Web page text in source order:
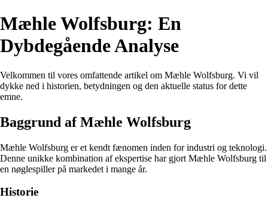
Mæhle Wolfsburg: En
Dybdegående Analyse
Velkommen til vores omfattende artikel om Mæhle Wolfsburg. Vi vil
dykke ned i historien, betydningen og den aktuelle status for dette
emne.
Baggrund af Mæhle Wolfsburg
Mæhle Wolfsburg er et kendt fænomen inden for industri og teknologi.
Denne unikke kombination af ekspertise har gjort Mæhle Wolfsburg til
en nøglespiller på markedet i mange år.
Historie